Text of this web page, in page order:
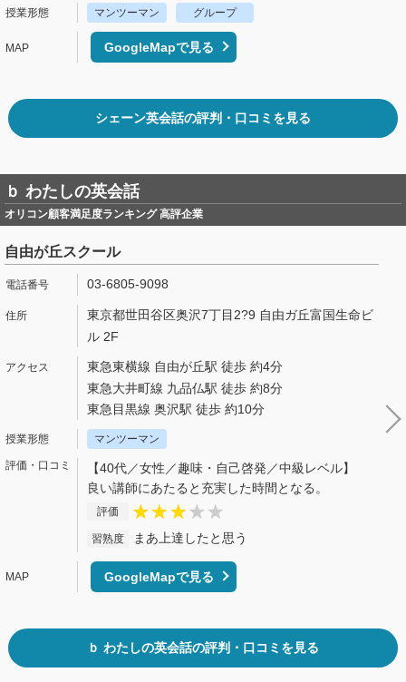
マンツーマン グループ
GoogleMapで見る
シェーン英会話の評判・口コミを見る
ｂ わたしの英会話
オリコン顧客満足度ランキング 高評企業
自由が丘スクール
03-6805-9098
東京都世田谷区奥沢7丁目2?9 自由ガ丘富国生命ビ
ル 2F
東急東横線 自由が丘駅 徒歩 約4分
東急大井町線 九品仏駅 徒歩 約8分
東急目黒線 奥沢駅 徒歩 約10分
マンツーマン
【40代／女性／趣味・自己啓発／中級レベル】
良い講師にあたると充実した時間となる。
評価
習熟度 まあ上達したと思う
GoogleMapで見る
ｂ わたしの英会話の評判・口コミを見る